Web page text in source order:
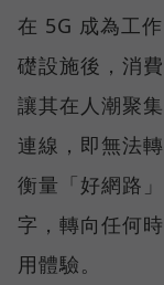
在 5G 成為工
礎設施後，消
讓其在人潮聚
連線，即無法
衡量「好網路
字，轉向任何
用體驗。